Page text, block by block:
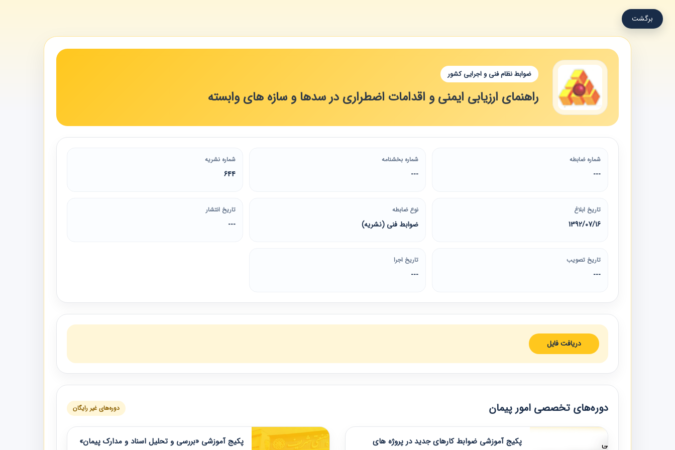
برگشت
ضوابط نظام فنی و اجرایی کشور
راهنمای ارزیابی ایمنی و اقدامات اضطراری در سدها و سازه های وابسته
شماره ضابطه
---
شماره بخشنامه
---
شماره نشریه
644
تاریخ ابلاغ
1392/07/16
نوع ضابطه
ضوابط فنی (نشریه)
تاریخ انتشار
---
تاریخ تصویب
---
تاریخ اجرا
---
دریافت فایل
دوره‌های تخصصی امور پیمان دوره‌های غیر رایگان
پکیج آموزشی ضوابط کارهای جدید در پروژه های
پکیج آموزشی «بررسی و تحلیل اسناد و مدارک پیمان»